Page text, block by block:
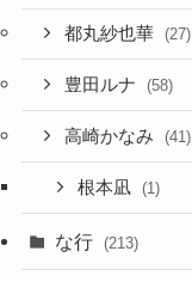
都丸紗也華 (27)
豊田ルナ (58)
高崎かなみ (41)
根本凪 (1)
な行 (213)